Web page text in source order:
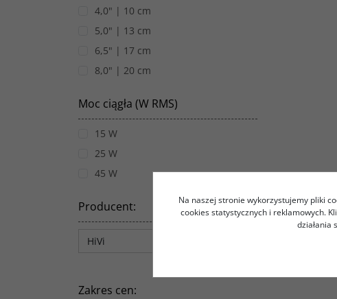
4,0" | 10 cm
5,0" | 13 cm
6,5" | 17 cm
8,0" | 20 cm
Moc ciągła (W RMS)
15 W
25 W
45 W
Producent:
Zakres cen:
Na naszej stronie wykorzystujemy pliki
cookies statystycznych i reklamowych.
działania